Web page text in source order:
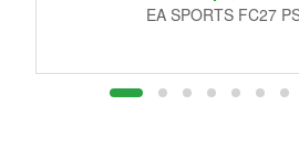
EA SPORTS FC27